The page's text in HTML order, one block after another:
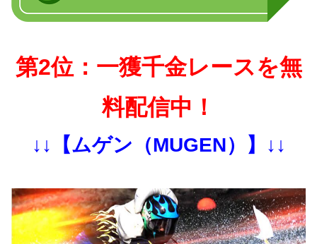
第2位：一獲千金レースを無
料配信中！
↓↓【ムゲン（MUGEN）】↓↓